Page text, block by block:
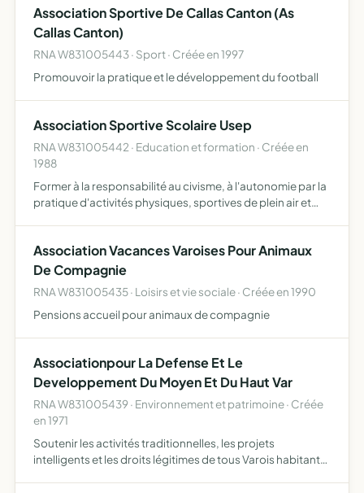
Association Sportive De Callas Canton (As
Callas Canton)
RNA W831005443 · Sport · Créée en 1997
Promouvoir la pratique et le développement du football
Association Sportive Scolaire Usep
RNA W831005442 · Education et formation · Créée en
1988
Former à la responsabilité au civisme, à l'autonomie par la
pratique d'activités physiques, sportives de plein air et
Association Vacances Varoises Pour Animaux
De Compagnie
RNA W831005435 · Loisirs et vie sociale · Créée en 1990
Pensions accueil pour animaux de compagnie
Associationpour La Defense Et Le
Developpement Du Moyen Et Du Haut Var
RNA W831005439 · Environnement et patrimoine · Créée
en 1971
Soutenir les activités traditionnelles, les projets
intelligents et les droits légitimes de tous Varois habitant